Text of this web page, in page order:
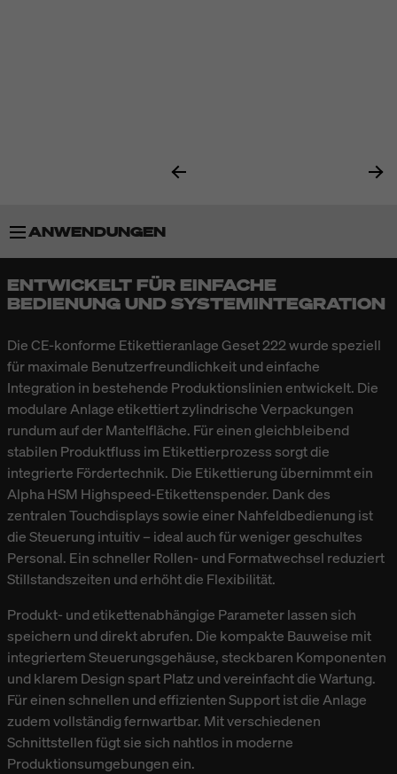
ANWENDUNGEN
BESONDERHEITEN
TECHNISCHE DATEN
ENTWICKELT FÜR EINFACHE
BEDIENUNG UND SYSTEMINTEGRATION
Die CE-konforme Etikettieranlage Geset 222 wurde speziell
für maximale Benutzerfreundlichkeit und einfache
Integration in bestehende Produktionslinien entwickelt. Die
modulare Anlage etikettiert zylindrische Verpackungen
rundum auf der Mantelfläche. Für einen gleichbleibend
stabilen Produktfluss im Etikettierprozess sorgt die
integrierte Fördertechnik. Die Etikettierung übernimmt ein
Alpha HSM Highspeed-Etikettenspender. Dank des
zentralen Touchdisplays sowie einer Nahfeldbedienung ist
die Steuerung intuitiv – ideal auch für weniger geschultes
Personal. Ein schneller Rollen- und Formatwechsel reduziert
Stillstandszeiten und erhöht die Flexibilität.
Produkt- und etikettenabhängige Parameter lassen sich
speichern und direkt abrufen. Die kompakte Bauweise mit
integriertem Steuerungsgehäuse, steckbaren Komponenten
und klarem Design spart Platz und vereinfacht die Wartung.
Für einen schnellen und effizienten Support ist die Anlage
zudem vollständig fernwartbar. Mit verschiedenen
Schnittstellen fügt sie sich nahtlos in moderne
Produktionsumgebungen ein.